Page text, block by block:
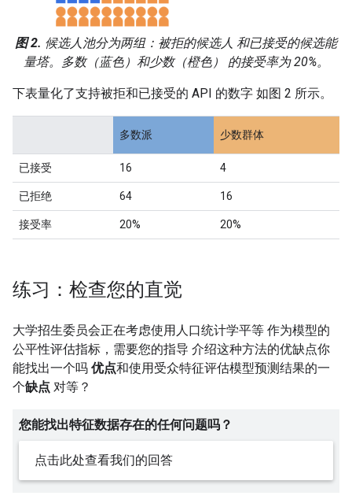
图 2. 候选人池分为两组：被拒的候选人 和已接受的候选能
量塔。多数（蓝色）和少数（橙色） 的接受率为 20%。
下表量化了支持被拒和已接受的 API 的数字 如图 2 所示。
多数派 少数群体
已接受 16 4
已拒绝 64 16
接受率 20% 20%
练习：检查您的直觉
大学招生委员会正在考虑使用人口统计学平等 作为模型的
公平性评估指标，需要您的指导 介绍这种方法的优缺点你
能找出一个吗 优点和使用受众特征评估模型预测结果的一
个缺点 对等？
您能找出特征数据存在的任何问题吗？
点击此处查看我们的回答